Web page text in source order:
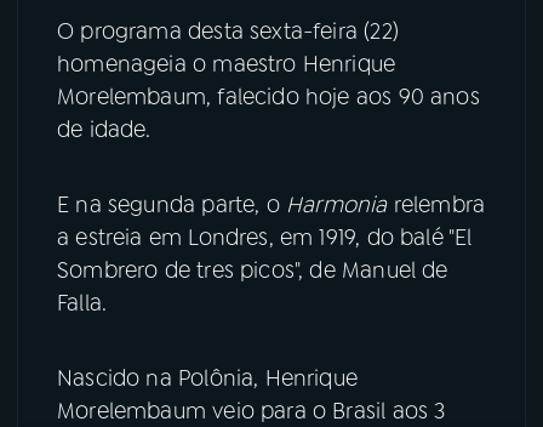
07ÚLTIMAS
08 PRÊMIO RÁDIO MEC
ACOMPANHE A RÁDIO MEC
YouTube Facebook
TikTok
O programa desta sexta-feira (22)
homenageia o maestro Henrique
Morelembaum, falecido hoje aos 90 anos
de idade.
E na segunda parte, o Harmoniarelembra
a estreia em Londres, em 1919, do balé "El
Sombrero de tres picos", de Manuel de
Falla.
Nascido na Polônia, Henrique
Morelembaum veio para o Brasil aos 3